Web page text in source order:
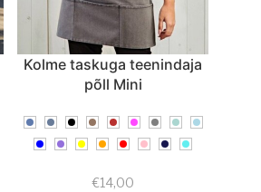
Kolme taskuga teenindaja
põll Mini
€14,00